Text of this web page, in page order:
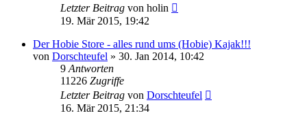
Letzter Beitrag von holin
19. Mär 2015, 19:42
Der Hobie Store - alles rund ums (Hobie) Kajak!!!
von Dorschteufel » 30. Jan 2014, 10:42
9 Antworten
11226 Zugriffe
Letzter Beitrag von Dorschteufel
16. Mär 2015, 21:34